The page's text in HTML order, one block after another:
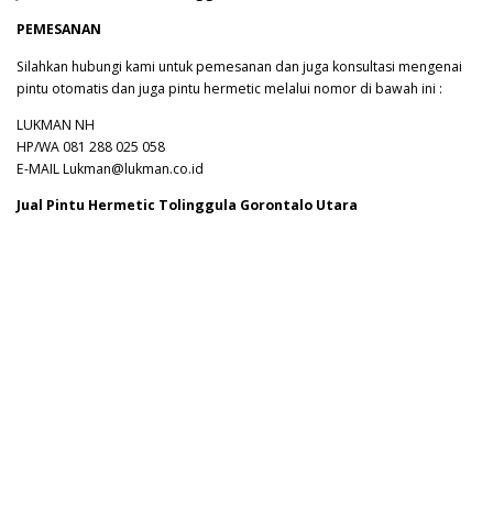
PEMESANAN
Silahkan hubungi kami untuk pemesanan dan juga konsultasi mengenai
pintu otomatis dan juga pintu hermetic melalui nomor di bawah ini :
LUKMAN NH
HP/WA 081 288 025 058
E-MAIL Lukman@lukman.co.id
Jual Pintu Hermetic Tolinggula Gorontalo Utara